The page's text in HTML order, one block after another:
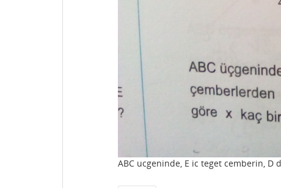
ABC ucgeninde, E ic teget cemberin,